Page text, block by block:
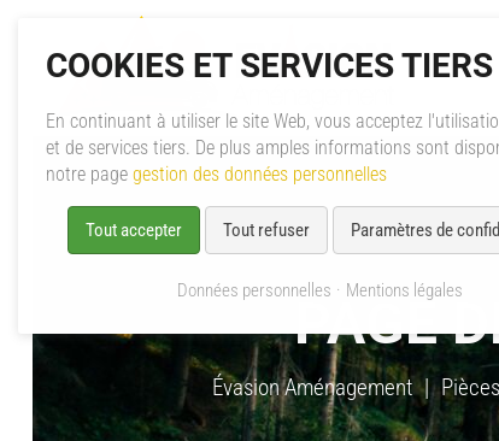
PAGE
Évasion Aménagement
COOKIES ET SERVICES TIERS
En continuant à utiliser le site Web, vous acceptez
et de services tiers. De plus amples informations sont
notre page gestion des données personnelles
Tout accepter Tout refuser Paramètres de
Données personnelles Mentions légales